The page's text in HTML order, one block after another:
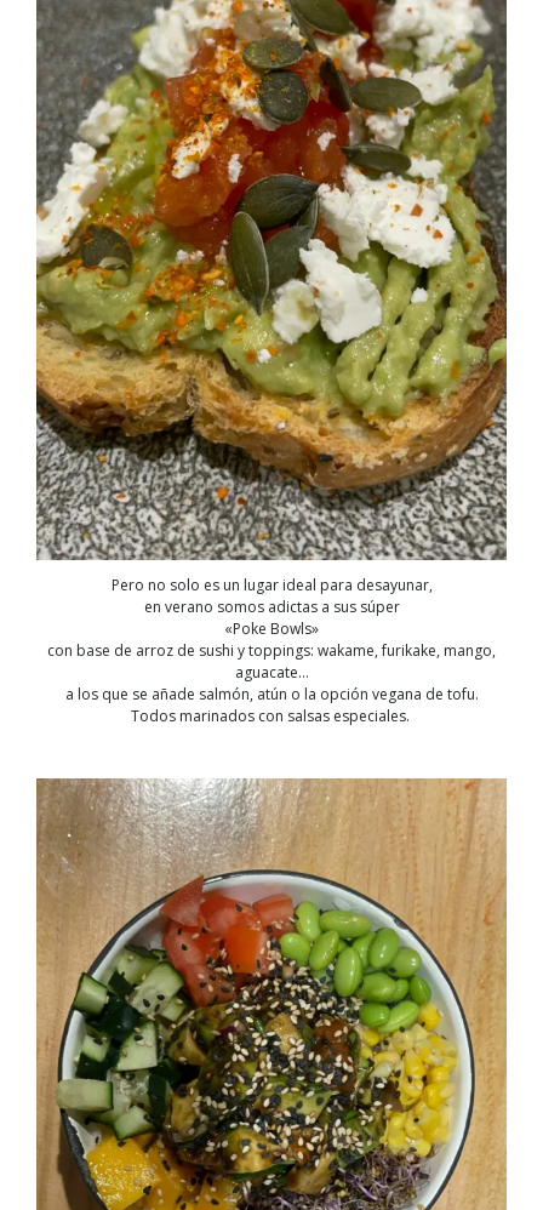
Pero no solo es un lugar ideal para desayunar,
en verano somos adictas a sus súper
«Poke Bowls»
con base de arroz de sushi y toppings: wakame, furikake, mango,
aguacate…
a los que se añade salmón, atún o la opción vegana de tofu.
Todos marinados con salsas especiales.